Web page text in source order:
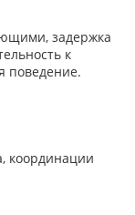
задержка
к
поведение.
координации